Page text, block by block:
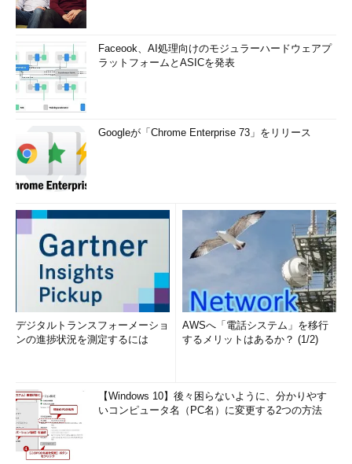
Faceook、AI処理向けのモジュラーハードウェアプ
ラットフォームとASICを発表
Googleが「Chrome Enterprise 73」をリリース
デジタルトランスフォーメーショ
ンの進捗状況を測定するには
AWSへ「電話システム」を移行
するメリットはあるか？ (1/2)
【Windows 10】後々困らないように、分かりやす
いコンピュータ名（PC名）に変更する2つの方法